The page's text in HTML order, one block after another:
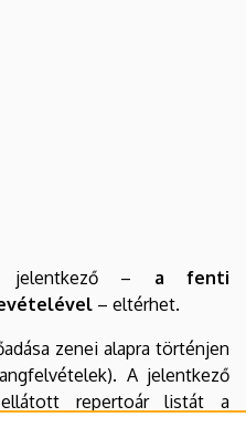
jelentkező – a fenti
– eltérhet.
zenei alapra történjen
A jelentkező
repertoár listát a